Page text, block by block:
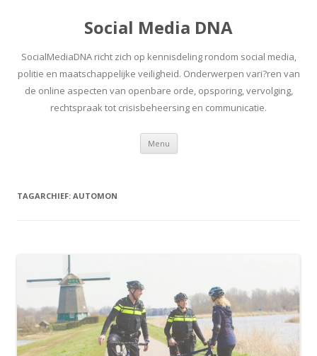
Social Media DNA
SocialMediaDNA richt zich op kennisdeling rondom social media,
politie en maatschappelijke veiligheid. Onderwerpen vari?ren van
de online aspecten van openbare orde, opsporing, vervolging,
rechtspraak tot crisisbeheersing en communicatie.
Menu Spring
inhoud
TAGARCHIEF: AUTOMON